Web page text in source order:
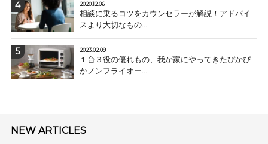
2020.12.06
相談に乗るコツをカウンセラーが解説！アドバイ
スより大切なもの...
2023.02.09
１台３役の優れもの、我が家にやってきたぴかぴ
かノンフライオー...
NEW ARTICLES